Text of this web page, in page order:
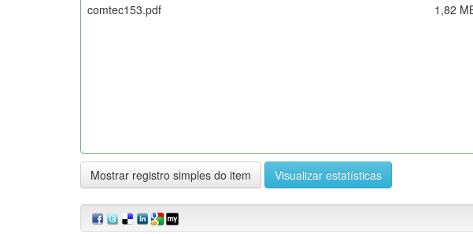
comtec153.pdf
1,82
Mostrar registro simples do item Visualizar estatísticas